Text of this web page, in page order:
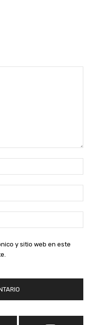
y sitio web en este